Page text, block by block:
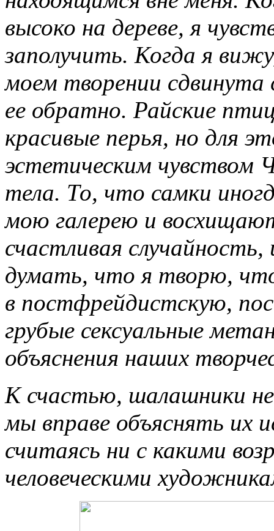
высоко на дереве, я
заполучить. Когда я
моем творении
ее обратно. Райские
красивые перья, но для
эстетическим чувством
тела. То, что самки
мою галерею и
счастливая
думать, что я творю,
в постфрейдистскую,
грубые сексуальные
объяснения наших
К счастью, шалашники
мы вправе объяснять их
считаясь ни с какими
человеческими